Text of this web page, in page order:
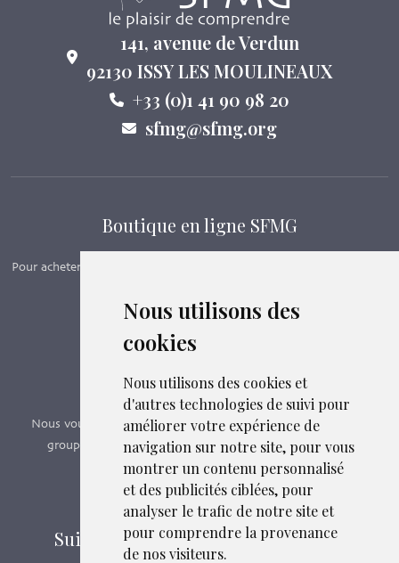
Nous utilisons des
cookies
Nous utilisons des cookies et
d'autres technologies de suivi pour
améliorer votre expérience de
navigation sur notre site, pour vous
montrer un contenu personnalisé
et des publicités ciblées, pour
analyser le trafic de notre site et
pour comprendre la provenance
de nos visiteurs.
141, avenue de Verdun
92130 ISSY LES MOULINEAUX
+33 (0)1 41 90 98 20
sfmg@sfmg.org
Boutique en ligne SFMG
Pour acheter nos manuels, adhérer et payer ses cotisations en ligne,
Boutique en ligne
Formations SFMG
Nous vous proposons des formations e-learning, présentiels,
groupes de pairs - Certificat QUALIOPI n° 2020/89171.3
Découvrir nos formations
Suivez-nous sur les réseaux sociaux